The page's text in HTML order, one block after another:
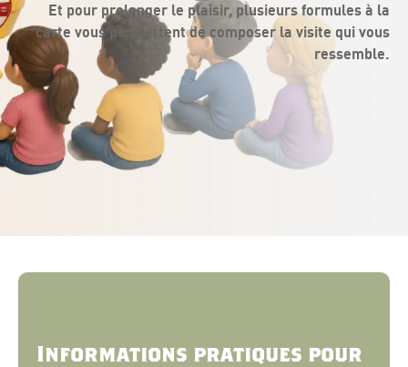
Et pour prolonger le plaisir, plusieurs formules à la
carte vous permettent de composer la visite qui vous
ressemble.
Informations pratiques pour